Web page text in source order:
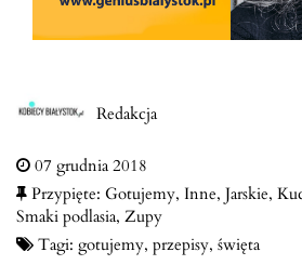
Redakcja
07 grudnia 2018
Przypięte: Gotujemy, Inne, Jarskie,
Smaki podlasia, Zupy
Tagi: gotujemy, przepisy, święta